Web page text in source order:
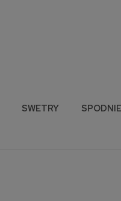
SWETRY
SPODNIE